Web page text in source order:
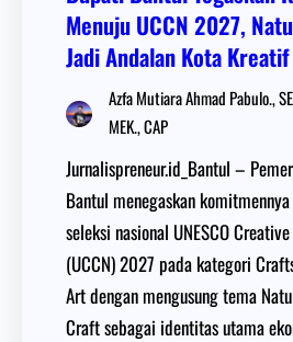
Menuju UCCN 2027,
Jadi Andalan Kota
Azfa Mutiara Ahmad Pabulo.,
MEK., CAP
Jurnalispreneur.id_Bantul –
Bantul menegaskan
seleksi nasional UNESCO
(UCCN) 2027 pada kategori
Art dengan mengusung tema
Craft sebagai identitas utama